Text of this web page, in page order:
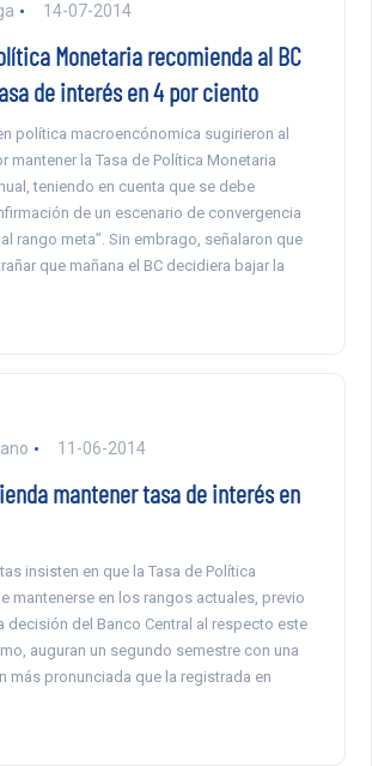
14-07-2014
Monetaria recomienda al BC
de interés en 4 por ciento
política macroencónomica sugirieron al
mantener la Tasa de Política Monetaria
teniendo en cuenta que se debe
de un escenario de convergencia
rango meta”. Sin embrago, señalaron que
que mañana el BC decidiera bajar la
11-06-2014
mantener tasa de interés en
insisten en que la Tasa de Política
mantenerse en los rangos actuales, previo
decisión del Banco Central al respecto este
auguran un segundo semestre con una
más pronunciada que la registrada en